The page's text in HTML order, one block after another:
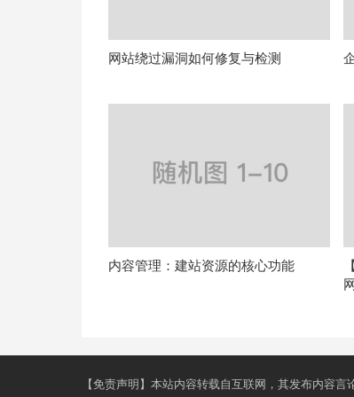
网站绕过漏洞如何修复与检测
内容管理：建站资源的核心功能
【免责声明】本站内容转载自互联网，其发布内容